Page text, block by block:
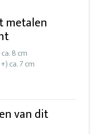
metalen
8 cm
ca. 7 cm
van dit